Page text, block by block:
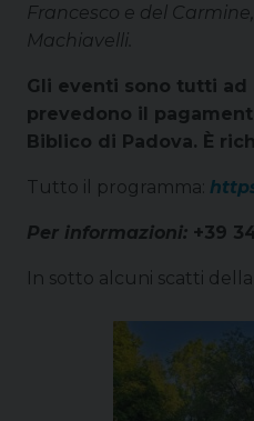
Francesco e del
Machiavelli.
Gli eventi sono tutti ad
prevedono il
Biblico di Padova. È
Tutto il programma:
Per informazioni: +39
In sotto alcuni scatti